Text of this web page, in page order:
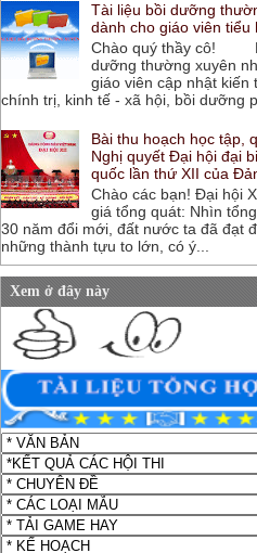
Tài liệu bồi dưỡng
dành cho giáo viên tiểu
Chào quý thầy cô!
dưỡng thường xuyên
giáo viên cập nhật kiến
chính trị, kinh tế - xã hội, bồi dưỡng
Bài thu hoạch học tập,
Nghị quyết Đại hội đại
quốc lần thứ XII của
Chào các bạn! Đại hội
giá tổng quát: Nhìn
30 năm đổi mới, đất nước ta đã đạt
những thành tựu to lớn, có ý...
Xem ở đây này